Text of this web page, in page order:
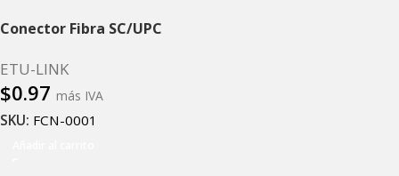
Conector Fibra SC/UPC
ETU-LINK
$0.97 más IVA
SKU: FCN-0001